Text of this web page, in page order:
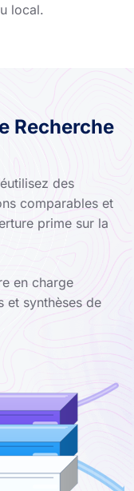
local.
Recherche
des
comparables et
prime sur la
en charge
et synthèses de